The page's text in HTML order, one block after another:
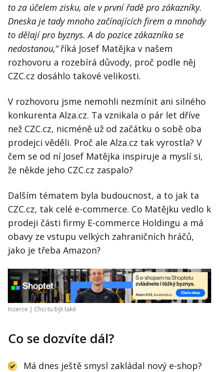
to za účelem zisku, ale v první řadě pro zákazníky.
Dneska je tady mnoho začínajících firem a mnohdy
to dělají pro byznys. A do pozice zákazníka se
nedostanou,“říká Josef Matějka v našem
rozhovoru a rozebírá důvody, proč podle něj
CZC.cz dosáhlo takové velikosti.
V rozhovoru jsme nemohli nezmínit ani silného
konkurenta Alza.cz. Ta vznikala o pár let dříve
než CZC.cz, nicméně už od začátku o sobě oba
prodejci věděli. Proč ale Alza.cz tak vyrostla? V
čem se od ní Josef Matějka inspiruje a myslí si,
že někde jeho CZC.cz zaspalo?
Dalším tématem byla budoucnost, a to jak ta
CZC.cz, tak celé e-commerce. Co Matějku vedlo k
prodeji části firmy E-commerce Holdingu a má
obavy ze vstupu velkých zahraničních hráčů,
jako je třeba Amazon?
Inzerce | Chci tu být také
Co se dozvíte dál?
Má dnes ještě smysl zakládal nový e-shop?